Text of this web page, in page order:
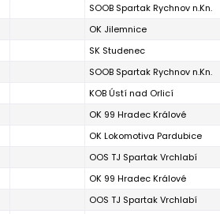
SOOB Spartak Rychnov n.Kn.
OK Jilemnice
SK Studenec
SOOB Spartak Rychnov n.Kn.
KOB Ústí nad Orlicí
OK 99 Hradec Králové
OK Lokomotiva Pardubice
OOS TJ Spartak Vrchlabí
OK 99 Hradec Králové
OOS TJ Spartak Vrchlabí